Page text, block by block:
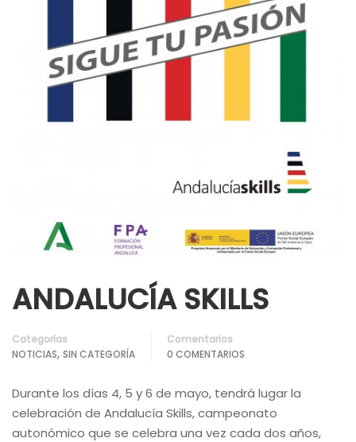
ANDALUCÍA SKILLS
Categorías
NOTICIAS, SIN CATEGORÍA
Comentarios
0 COMENTARIOS
Durante los días 4, 5 y 6 de mayo, tendrá lugar la
celebración de Andalucía Skills, campeonato
autonómico que se celebra una vez cada dos años,